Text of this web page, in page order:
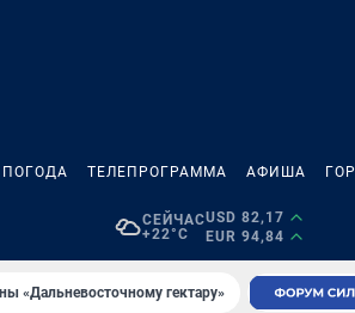
ПОГОДА ТЕЛЕПРОГРАММА АФИША
СЕЙЧАС
+22°C
USD 82,17
EUR 94,84
«Дальневосточному гектару»